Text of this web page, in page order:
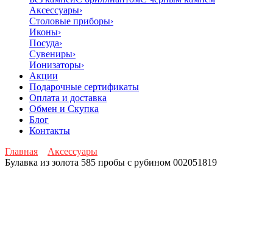
Аксессуары›
Столовые приборы›
Иконы›
Посуда›
Сувениры›
Ионизаторы›
Акции
Подарочные сертификаты
Оплата и доставка
Обмен и Скупка
Блог
Контакты
Главная
Аксессуары
Булавка из золота 585 пробы с рубином 002051819